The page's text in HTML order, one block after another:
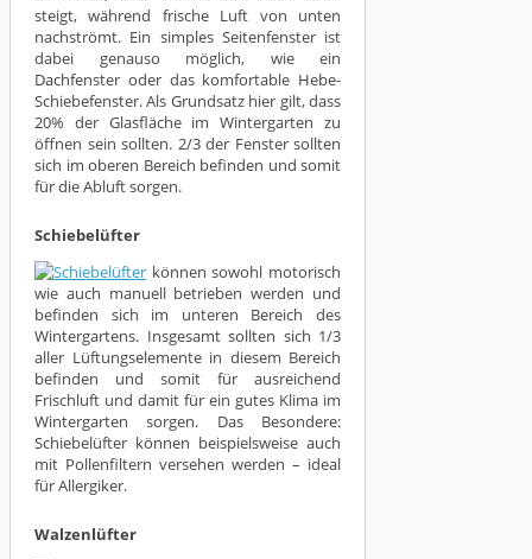
steigt, während frische Luft von unten
nachströmt. Ein simples Seitenfenster ist
dabei genauso möglich, wie ein
Dachfenster oder das komfortable Hebe-
Schiebefenster. Als Grundsatz hier gilt, dass
20% der Glasfläche im Wintergarten zu
öffnen sein sollten. 2/3 der Fenster sollten
sich im oberen Bereich befinden und somit
für die Abluft sorgen.
Schiebelüfter
können sowohl motorisch
wie auch manuell betrieben werden und
befinden sich im unteren Bereich des
Wintergartens. Insgesamt sollten sich 1/3
aller Lüftungselemente in diesem Bereich
befinden und somit für ausreichend
Frischluft und damit für ein gutes Klima im
Wintergarten sorgen. Das Besondere:
Schiebelüfter können beispielsweise auch
mit Pollenfiltern versehen werden – ideal
für Allergiker.
Walzenlüfter